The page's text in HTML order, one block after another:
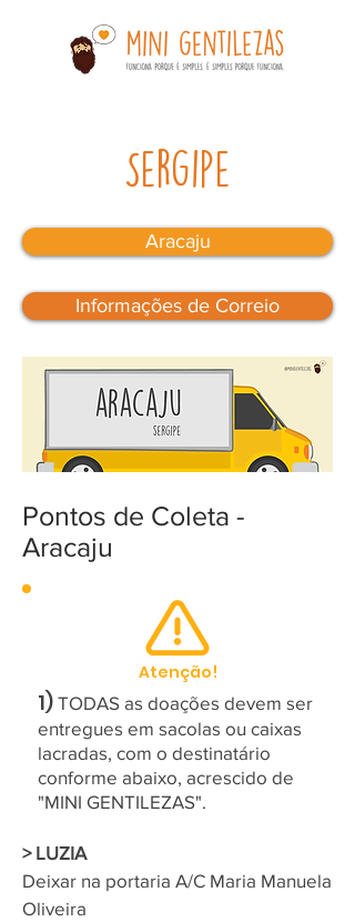
Sergipe
Aracaju
Informações de Correio
Pontos de Coleta -
Aracaju
Atenção!
1) TODAS as doações devem ser
entregues em sacolas ou caixas
lacradas, com o destinatário
conforme abaixo, acrescido de
"MINI GENTILEZAS".
> LUZIA
Deixar na portaria A/C Maria Manuela
Oliveira